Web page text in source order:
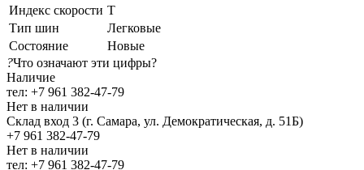
Индекс скорости T
Тип шин
Легковые
Состояние
Новые
?Что означают эти цифры?
Наличие
тел: +7 961 382-47-79
Нет в наличии
Склад вход 3 (г. Самара, ул. Демократическая, д. 51Б)
+7 961 382-47-79
Нет в наличии
тел: +7 961 382-47-79